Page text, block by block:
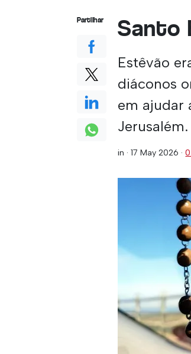
Santo
Estêvão
diáconos
em ajudar
Jerusalém.
in ·17 May 2026 ·
Partilhar